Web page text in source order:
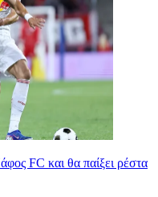
FC και θα παίξει ρέστα